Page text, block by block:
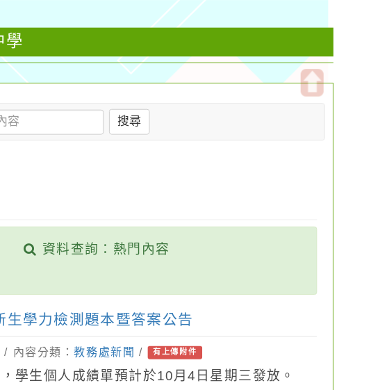
學
搜尋
資料查詢：熱門內容
生學力檢測題本暨答案公告
/ 內容分類：教務處新聞 / 有上傳附件
學生個人成績單預計於10月4日星期三發放。